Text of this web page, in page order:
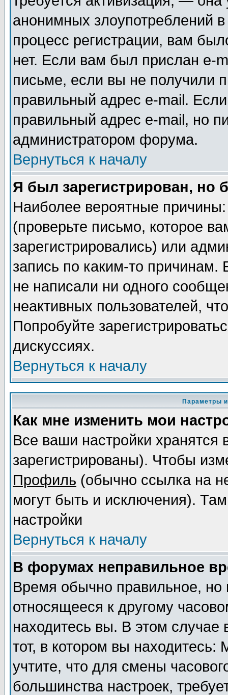
анонимных злоупотреблений
процесс регистрации, вам
нет. Если вам был прислан e-
письме, если вы не получили
правильный адрес e-mail.
правильный адрес e-mail, но
администратором форума.
Вернуться к началу
Я был зарегистрирован, но
Наиболее вероятные
(проверьте письмо, которое
зарегистрировались) или
запись по каким-то
не написали ни одного
неактивных пользователей,
Попробуйте
дискуссиях.
Вернуться к началу
Параметры
Как мне изменить мои
Все ваши настройки
зарегистрированы). Чтобы
Профиль (обычно ссылка на
могут быть и исключения).
настройки
Вернуться к началу
В форумах неправильное
Время обычно правильное,
относящееся к другому
находитесь вы. В этом
тот, в котором вы
учтите, что для смены
большинства настроек,